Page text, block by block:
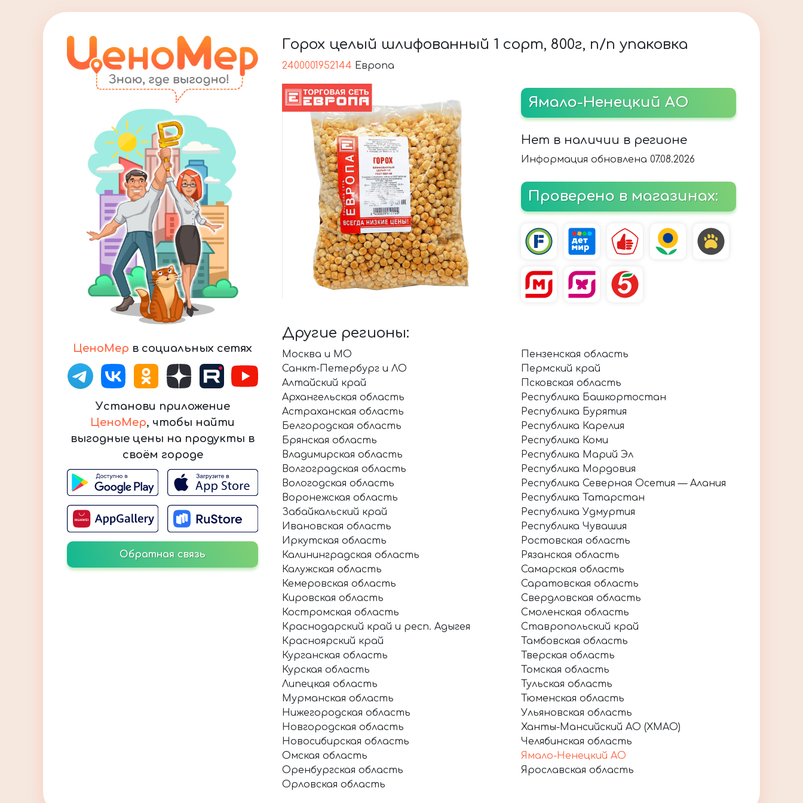
ЦеноМер в социальных сетях
Установи приложение
ЦеноМер, чтобы найти
выгодные цены на продукты в
своём городе
Обратная связь
Горох целый шлифованный 1 сорт, 800г, п/п упаковка
2400001952144 Европа
Ямало-Ненецкий АО
Нет в наличии в регионе
Информация обновлена 07.08.2026
Проверено в магазинах:
Другие регионы:
Москва и МО
Санкт-Петербург и ЛО
Алтайский край
Архангельская область
Астраханская область
Белгородская область
Брянская область
Владимирская область
Волгоградская область
Вологодская область
Воронежская область
Забайкальский край
Ивановская область
Иркутская область
Калининградская область
Калужская область
Кемеровская область
Кировская область
Костромская область
Краснодарский край и респ. Адыгея
Красноярский край
Курганская область
Курская область
Липецкая область
Мурманская область
Нижегородская область
Новгородская область
Новосибирская область
Омская область
Оренбургская область
Орловская область
Пензенская область
Пермский край
Псковская область
Республика Башкортостан
Республика Бурятия
Республика Карелия
Республика Коми
Республика Марий Эл
Республика Мордовия
Республика Северная Осетия — Алания
Республика Татарстан
Республика Удмуртия
Республика Чувашия
Ростовская область
Рязанская область
Самарская область
Саратовская область
Свердловская область
Смоленская область
Ставропольский край
Тамбовская область
Тверская область
Томская область
Тульская область
Тюменская область
Ульяновская область
Ханты-Мансийский АО (ХМАО)
Челябинская область
Ямало-Ненецкий АО
Ярославская область